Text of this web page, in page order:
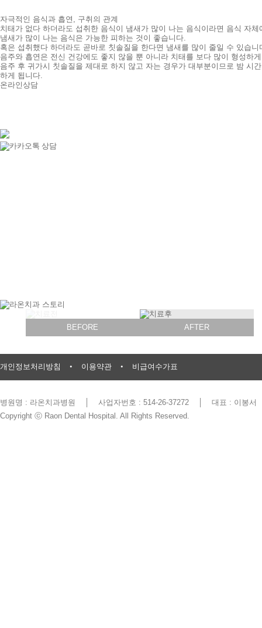
자극적인 음식과 흡연, 구취의 관계
치태가 없다 하더라도 섭취한 음식이 냄새가 많이 나는 음식이라면 음식 자
냄새가 많이 나는 음식은 가능한 피하는 것이 좋습니다.
혹은 섭취했다 하더라도 곧바로 칫솔질을 한다면 냄새를 많이 줄일 수 있습니
음주와 흡연은 전신 건강에도 좋지 않을 뿐 아니라 치태를 보다 많이 형성하
음주 후 귀가시 칫솔질을 제대로 하지 않고 자는 경우가 대부분이므로 밤 시
하게 됩니다.
온라인상담
BEFORE AFTER
개인정보처리방침 • 이용약관 • 비급여수가표
병원명 : 라온치과병원 사업자번호 : 514-26-37272
대표 : 이봉서
Copyright ⓒ Raon Dental Hospital. All Rights Reserved.